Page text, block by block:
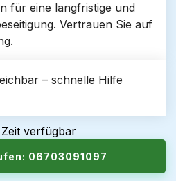
für eine langfristige und
Vertrauen Sie auf
– schnelle Hilfe
verfügbar
06703091097